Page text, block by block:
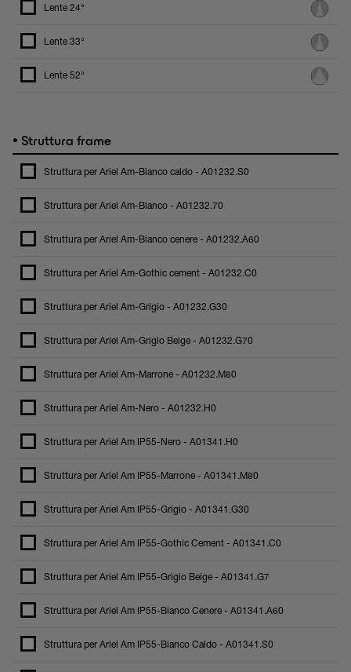
Lente 24°
Lente 33°
Lente 52°
• Struttura frame
Struttura per Ariel Am-Bianco caldo - A01232.S0
Struttura per Ariel Am-Bianco - A01232.70
Struttura per Ariel Am-Bianco cenere - A01232.A60
Struttura per Ariel Am-Gothic cement - A01232.C0
Struttura per Ariel Am-Grigio - A01232.G30
Struttura per Ariel Am-Grigio Beige - A01232.G70
Struttura per Ariel Am-Marrone - A01232.M80
Struttura per Ariel Am-Nero - A01232.H0
Struttura per Ariel Am IP55-Nero - A01341.H0
Struttura per Ariel Am IP55-Marrone - A01341.M80
Struttura per Ariel Am IP55-Grigio - A01341.G30
Struttura per Ariel Am IP55-Gothic Cement - A01341.C0
Struttura per Ariel Am IP55-Grigio Beige - A01341.G7
Struttura per Ariel Am IP55-Bianco Cenere - A01341.A60
Struttura per Ariel Am IP55-Bianco Caldo - A01341.S0